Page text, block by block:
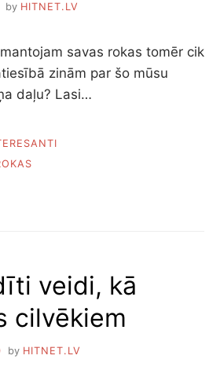
by HITNET.LV
savas rokas tomēr cik
zinām par šo mūsu
daļu? Lasi…
veidi, kā
cilvēkiem
by HITNET.LV